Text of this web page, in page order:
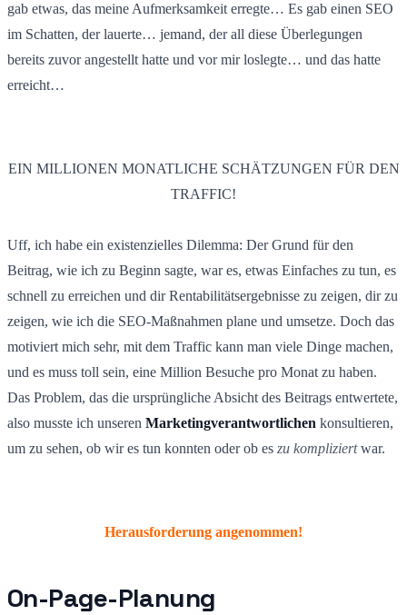
gab etwas, das meine Aufmerksamkeit erregte… Es gab einen SEO
im Schatten, der lauerte… jemand, der all diese Überlegungen
bereits zuvor angestellt hatte und vor mir loslegte… und das hatte
erreicht…
EIN MILLIONEN MONATLICHE SCHÄTZUNGEN FÜR DEN
TRAFFIC!
Uff, ich habe ein existenzielles Dilemma: Der Grund für den
Beitrag, wie ich zu Beginn sagte, war es, etwas Einfaches zu tun, es
schnell zu erreichen und dir Rentabilitätsergebnisse zu zeigen, dir zu
zeigen, wie ich die SEO-Maßnahmen plane und umsetze. Doch das
motiviert mich sehr, mit dem Traffic kann man viele Dinge machen,
und es muss toll sein, eine Million Besuche pro Monat zu haben.
Das Problem, das die ursprüngliche Absicht des Beitrags entwertete,
also musste ich unseren Marketingverantwortlichen konsultieren,
um zu sehen, ob wir es tun konnten oder ob es zu kompliziertwar.
Herausforderung angenommen!
On-Page-Planung